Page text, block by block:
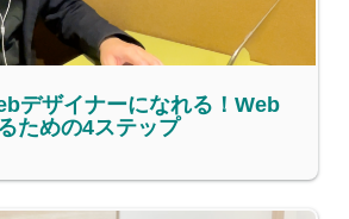
デザイナーになれる！Web
ための4ステップ